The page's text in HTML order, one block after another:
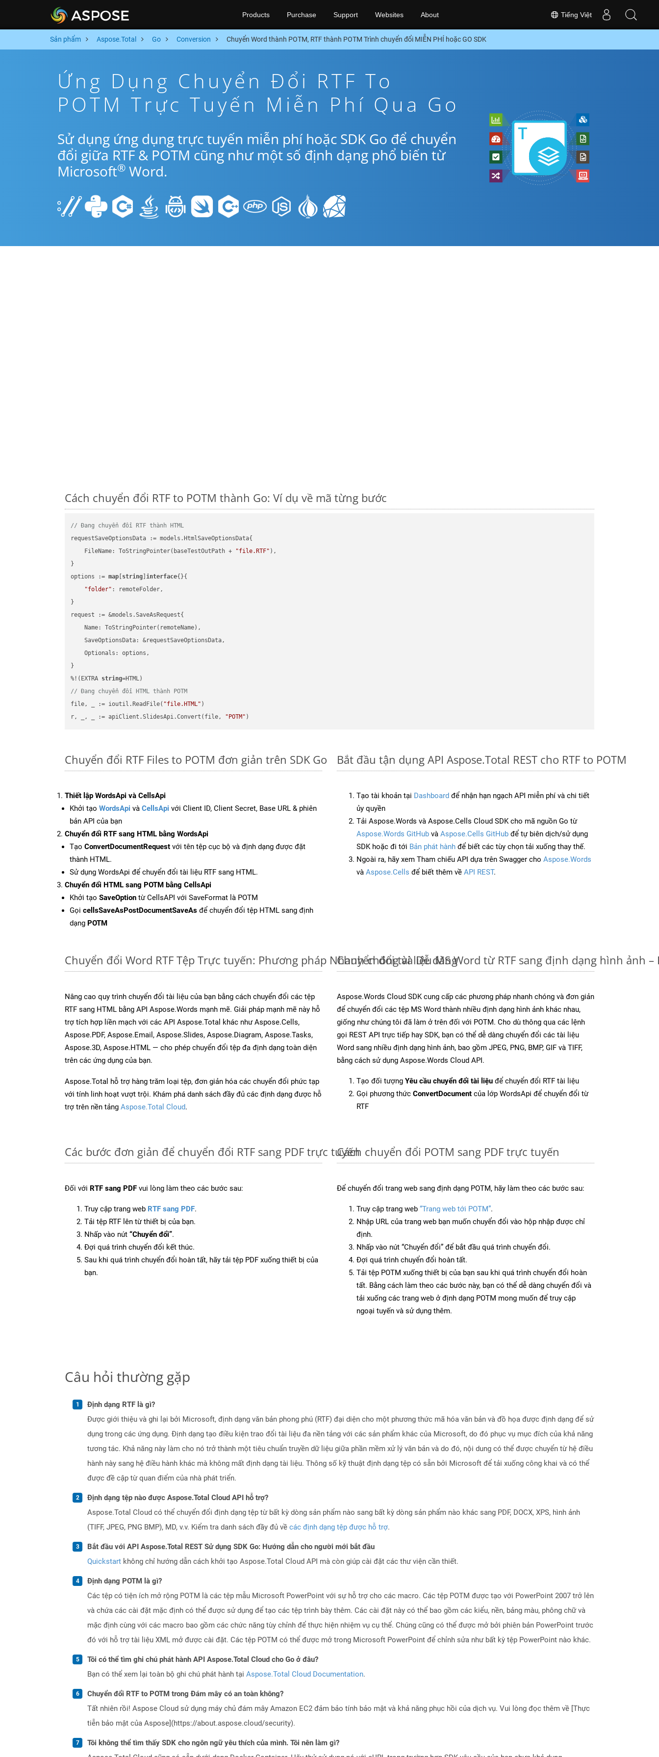
Tiếng Việt
Products Purchase Support Websites About
Sản phẩm Aspose.Total Go Conversion Chuyển Word thành POTM, RTF thành POTM Trình chuyển đổi MIỄN PHÍ hoặc GO SDK
Ứng Dụng Chuyển Đổi RTF To
POTM Trực Tuyến Miễn Phí Qua Go
Sử dụng ứng dụng trực tuyến miễn phí hoặc SDK Go để chuyển
đổi giữa RTF & POTM cũng như một số định dạng phổ biến từ
Microsoft® Word.
Cách chuyển đổi RTF to POTM thành Go: Ví dụ về mã từng bước
// Đang chuyển đổi RTF thành HTML
requestSaveOptionsData := models.HtmlSaveOptionsData{
    FileName: ToStringPointer(baseTestOutPath +
"file.RTF" ),
}
options := map string ]interface{}{
"folder" : remoteFolder,
}
request := &models.SaveAsRequest{
    Name: ToStringPointer(remoteName),
    SaveOptionsData: &requestSaveOptionsData,
    Optionals: options,
}
%!(EXTRA string
// Đang chuyển đổi HTML thành POTM
file, _ := ioutil.ReadFile( "file.HTML" )
r, _, _ := apiClient.SlidesApi.Convert(file,
"POTM"
Chuyển đổi RTF Files to POTM đơn giản trên SDK Go
Thiết lập WordsApi và CellsApi
Khởi tạo WordsApi và CellsApi với Client ID, Client Secret, Base URL & phiên
bản API của bạn
Chuyển đổi RTF sang HTML bằng WordsApi
Tạo ConvertDocumentRequest với tên tệp cục bộ và định dạng được đặt
thành HTML.
Sử dụng WordsApi để chuyển đổi tài liệu RTF sang HTML.
Chuyển đổi HTML sang POTM bằng CellsApi
Khởi tạo SaveOption từ CellsAPI với SaveFormat là POTM
Gọi cellsSaveAsPostDocumentSaveAs để chuyển đổi tệp HTML sang định
dạng POTM
Bắt đầu tận dụng API Aspose.Total REST cho RTF to POTM
Tạo tài khoản tại Dashboard để nhận hạn ngạch API miễn phí và chi tiết
ủy quyền
Tải Aspose.Words và Aspose.Cells Cloud SDK cho mã nguồn Go từ
Aspose.Words GitHub và Aspose.Cells GitHub để tự biên dịch/sử dụng
SDK hoặc đi tới Bản phát hành để biết các tùy chọn tải xuống thay thế.
Ngoài ra, hãy xem Tham chiếu API dựa trên Swagger cho Aspose.Words
và Aspose.Cells để biết thêm về API REST.
Chuyển đổi Word RTF Tệp Trực tuyến: Phương pháp Nhanh chóng và Dễ dàng
Nâng cao quy trình chuyển đổi tài liệu của bạn bằng cách chuyển đổi các tệp
RTF sang HTML bằng API Aspose.Words mạnh mẽ. Giải pháp mạnh mẽ này hỗ
trợ tích hợp liền mạch với các API Aspose.Total khác như Aspose.Cells,
Aspose.PDF, Aspose.Email, Aspose.Slides, Aspose.Diagram, Aspose.Tasks,
Aspose.3D, Aspose.HTML — cho phép chuyển đổi tệp đa định dạng toàn diện
trên các ứng dụng của bạn.
Aspose.Total hỗ trợ hàng trăm loại tệp, đơn giản hóa các chuyển đổi phức tạp
với tính linh hoạt vượt trội. Khám phá danh sách đầy đủ các định dạng được hỗ
trợ trên nền tảng Aspose.Total Cloud.
Chuyển đổi tài liệu MS Word từ RTF sang định dạng hình ảnh
Aspose.Words Cloud SDK cung cấp các phương pháp nhanh chóng và đơn giản
để chuyển đổi các tệp MS Word thành nhiều định dạng hình ảnh khác nhau,
giống như chúng tôi đã làm ở trên đối với POTM. Cho dù thông qua các lệnh
gọi REST API trực tiếp hay SDK, bạn có thể dễ dàng chuyển đổi các tài liệu
Word sang nhiều định dạng hình ảnh, bao gồm JPEG, PNG, BMP, GIF và TIFF,
bằng cách sử dụng Aspose.Words Cloud API.
Tạo đối tượng Yêu cầu chuyển đổi tài liệu để chuyển đổi RTF tài liệu
Gọi phương thức ConvertDocument của lớp WordsApi để chuyển đổi từ
RTF
Các bước đơn giản để chuyển đổi RTF sang PDF trực tuyến
Đối với RTF sang PDF vui lòng làm theo các bước sau:
Truy cập trang web RTF sang PDF.
Tải tệp RTF lên từ thiết bị của bạn.
Nhấp vào nút “Chuyển đổi”.
Đợi quá trình chuyển đổi kết thúc.
Sau khi quá trình chuyển đổi hoàn tất, hãy tải tệp PDF xuống thiết bị của
bạn.
Cách chuyển đổi POTM sang PDF trực tuyến
Để chuyển đổi trang web sang định dạng POTM, hãy làm theo các bước sau:
Truy cập trang web “Trang web tới POTM”.
Nhập URL của trang web bạn muốn chuyển đổi vào hộp nhập được chỉ
định.
Nhấp vào nút “Chuyển đổi” để bắt đầu quá trình chuyển đổi.
Đợi quá trình chuyển đổi hoàn tất.
Tải tệp POTM xuống thiết bị của bạn sau khi quá trình chuyển đổi hoàn
tất. Bằng cách làm theo các bước này, bạn có thể dễ dàng chuyển đổi và
tải xuống các trang web ở định dạng POTM mong muốn để truy cập
ngoại tuyến và sử dụng thêm.
Câu hỏi thường gặp
Định dạng RTF là gì?
Được giới thiệu và ghi lại bởi Microsoft, định dạng văn bản phong phú (RTF) đại diện cho một phương thức mã hóa văn bản và đồ họa được định dạng để sử
dụng trong các ứng dụng. Định dạng tạo điều kiện trao đổi tài liệu đa nền tảng với các sản phẩm khác của Microsoft, do đó phục vụ mục đích của khả năng
tương tác. Khả năng này làm cho nó trở thành một tiêu chuẩn truyền dữ liệu giữa phần mềm xử lý văn bản và do đó, nội dung có thể được chuyển từ hệ điều
hành này sang hệ điều hành khác mà không mất định dạng tài liệu. Thông số kỹ thuật định dạng tệp có sẵn bởi Microsoft để tải xuống công khai và có thể
được đề cập từ quan điểm của nhà phát triển.
Định dạng tệp nào được Aspose.Total Cloud API hỗ trợ?
Aspose.Total Cloud có thể chuyển đổi định dạng tệp từ bất kỳ dòng sản phẩm nào sang bất kỳ dòng sản phẩm nào khác sang PDF, DOCX, XPS, hình ảnh
(TIFF, JPEG, PNG BMP), MD, v.v. Kiểm tra danh sách đầy đủ về các định dạng tệp được hỗ trợ.
Bắt đầu với API Aspose.Total REST Sử dụng SDK Go: Hướng dẫn cho người mới bắt đầu
Quickstart không chỉ hướng dẫn cách khởi tạo Aspose.Total Cloud API mà còn giúp cài đặt các thư viện cần thiết.
Định dạng POTM là gì?
Các tệp có tiện ích mở rộng POTM là các tệp mẫu Microsoft PowerPoint với sự hỗ trợ cho các macro. Các tệp POTM được tạo với PowerPoint 2007 trở lên
và chứa các cài đặt mặc định có thể được sử dụng để tạo các tệp trình bày thêm. Các cài đặt này có thể bao gồm các kiểu, nền, bảng màu, phông chữ và
mặc định cùng với các macro bao gồm các chức năng tùy chỉnh để thực hiện nhiệm vụ cụ thể. Chúng cũng có thể được mở bởi phiên bản PowerPoint trước
đó với hỗ trợ tài liệu XML mở được cài đặt. Các tệp POTM có thể được mở trong Microsoft PowerPoint để chỉnh sửa như bất kỳ tệp PowerPoint nào khác.
Tôi có thể tìm ghi chú phát hành API Aspose.Total Cloud cho Go ở đâu?
Bạn có thể xem lại toàn bộ ghi chú phát hành tại Aspose.Total Cloud Documentation.
Chuyển đổi RTF to POTM trong Đám mây có an toàn không?
Tất nhiên rồi! Aspose Cloud sử dụng máy chủ đám mây Amazon EC2 đảm bảo tính bảo mật và khả năng phục hồi của dịch vụ. Vui lòng đọc thêm về [Thực
tiễn bảo mật của Aspose](https://about.aspose.cloud/security).
Tôi không thể tìm thấy SDK cho ngôn ngữ yêu thích của mình. Tôi nên làm gì?